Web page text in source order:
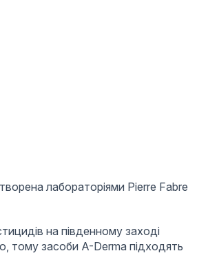
лабораторіями Pierre Fabre
на південному заході
тому засоби A-Derma підходять